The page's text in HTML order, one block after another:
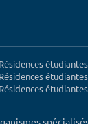
Résidences
Résidences
Résidences